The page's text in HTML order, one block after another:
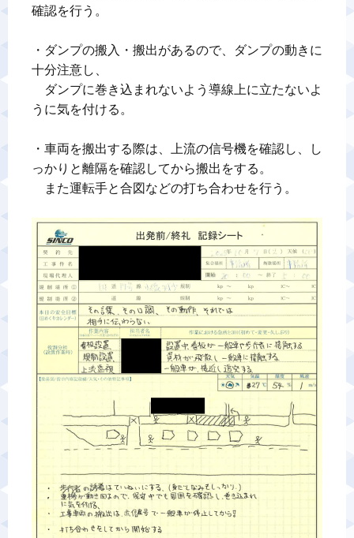
確認を行う。
・ダンプの搬入・搬出があるので、ダンプの動きに
十分注意し、
ダンプに巻き込まれないよう導線上に立たないよ
うに気を付ける。
・車両を搬出する際は、上流の信号機を確認し、し
っかりと離隔を確認してから搬出をする。
また運転手と合図などの打ち合わせを行う。